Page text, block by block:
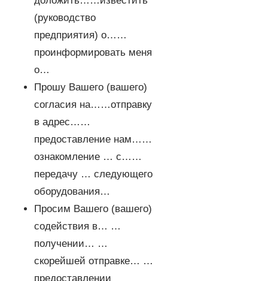
(руководство
предприятия) о……
проинформировать меня
о…
Прошу Вашего (вашего)
согласия на……отправку
в адрес……
предоставление нам……
ознакомление … с……
передачу … следующего
оборудования…
Просим Вашего (вашего)
содействия в… …
получении… …
скорейшей отправке… …
предоставлении